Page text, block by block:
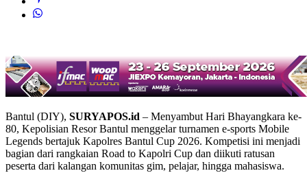
Bantul (DIY), SURYAPOS.id – Menyambut Hari Bhayangkara ke-
80, Kepolisian Resor Bantul menggelar turnamen e-sports Mobile
Legends bertajuk Kapolres Bantul Cup 2026. Kompetisi ini menjadi
bagian dari rangkaian Road to Kapolri Cup dan diikuti ratusan
peserta dari kalangan komunitas gim, pelajar, hingga mahasiswa.